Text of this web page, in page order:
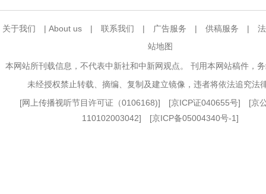
关于我们 | About us | 联系我们 | 广告服务 | 供稿服务 |
站地图
本网站所刊载信息，不代表中新社和中新网观点。 刊用本网站稿件，
未经授权禁止转载、摘编、复制及建立镜像，违者将依法追究法
[网上传播视听节目许可证（0106168)] [京ICP证040655号] [京
110102003042] [京ICP备05004340号-1]